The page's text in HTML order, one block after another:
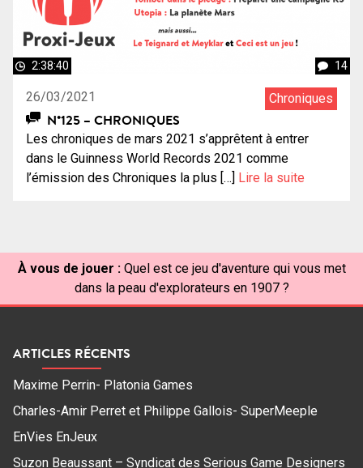
2:38:40 14
26/03/2021 Chroniques
N°125 – CHRONIQUES
Les chroniques de mars 2021 s’apprêtent à entrer
dans le Guinness World Records 2021 comme
l’émission des Chroniques la plus […] Lire la suite
À vous de jouer : Quel est ce jeu d'aventure qui vous met
dans la peau d'explorateurs en 1907 ?
ARTICLES RÉCENTS
Maxime Perrin- Platonia Games
Charles-Amir Perret et Philippe Gallois- SuperMeeple
EnVies EnJeux
Suzon Beaussant – Syndicat des Serious Game Designers